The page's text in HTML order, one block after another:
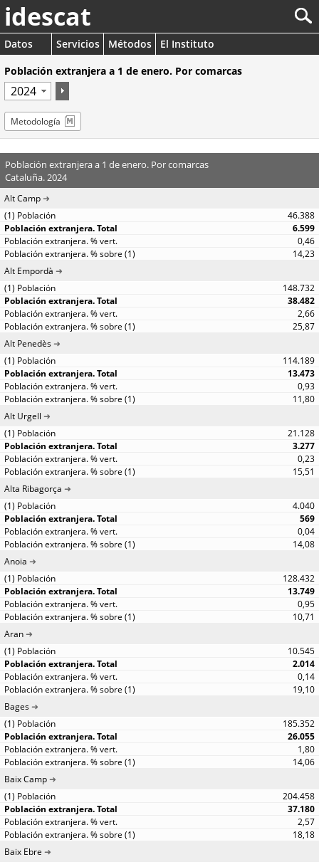
idescat
Datos Servicios Métodos
El Instituto
Población extranjera a 1 de enero. Por comarcas
Metodología
Población extranjera a 1 de enero. Por comarcas
Cataluña. 2024
Alt Camp
46.388
6.599
0,46
14,23
Alt Empordà
148.732
38.482
2,66
25,87
Alt Penedès
114.189
13.473
0,93
11,80
Alt Urgell
21.128
3.277
0,23
15,51
Alta Ribagorça
4.040
569
0,04
14,08
Anoia
128.432
13.749
0,95
10,71
Aran
10.545
2.014
0,14
19,10
Bages
185.352
26.055
1,80
14,06
Baix Camp
204.458
37.180
2,57
18,18
Baix Ebre